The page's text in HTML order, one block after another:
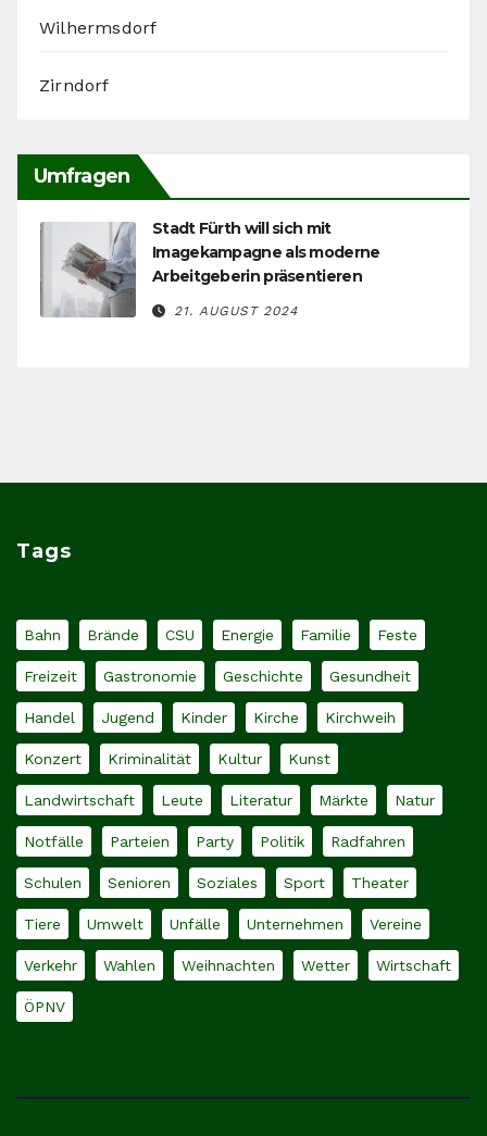
Wilhermsdorf
Zirndorf
Umfragen
Stadt Fürth will sich mit
Imagekampagne als moderne
Arbeitgeberin präsentieren
21. AUGUST 2024
Tags
Bahn Brände CSU Energie Familie Feste
Freizeit Gastronomie Geschichte Gesundheit
Handel Jugend Kinder Kirche Kirchweih
Konzert Kriminalität Kultur Kunst
Landwirtschaft Leute Literatur Märkte Natur
Notfälle Parteien Party Politik Radfahren
Schulen Senioren Soziales Sport Theater
Tiere Umwelt Unfälle Unternehmen Vereine
Verkehr Wahlen Weihnachten Wetter Wirtschaft
ÖPNV